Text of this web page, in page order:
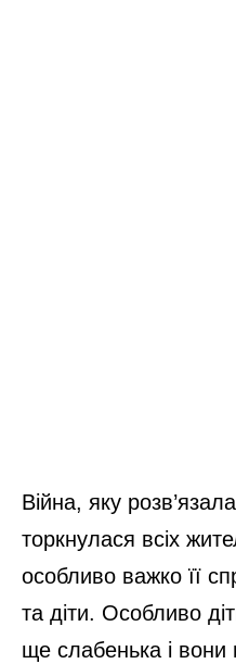
Війна, яку
торкнулася всіх
особливо важко її
та діти. Особливо
ще слабенька і вони